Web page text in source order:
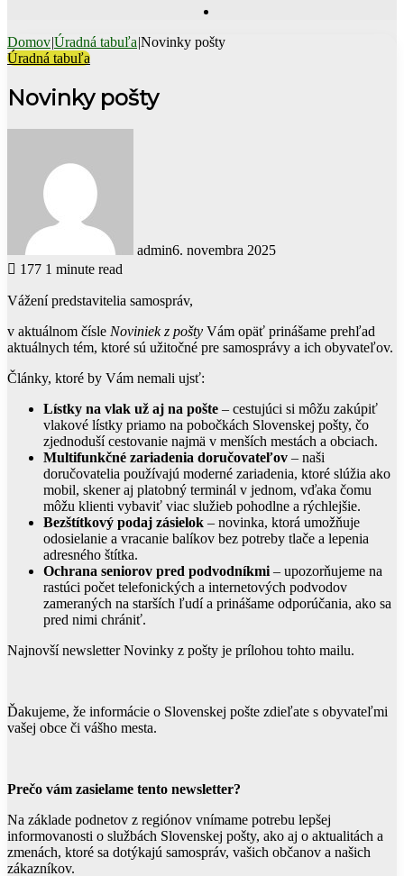
Domov|Úradná tabuľa|Novinky pošty
Úradná tabuľa
Novinky pošty
admin6. novembra 2025
177 1 minute read
Vážení predstavitelia samospráv,
v aktuálnom čísle Noviniek z pošty Vám opäť prinášame prehľad
aktuálnych tém, ktoré sú užitočné pre samosprávy a ich obyvateľov.
Články, ktoré by Vám nemali ujsť:
Lístky na vlak už aj na pošte – cestujúci si môžu zakúpiť
vlakové lístky priamo na pobočkách Slovenskej pošty, čo
zjednoduší cestovanie najmä v menších mestách a obciach.
Multifunkčné zariadenia doručovateľov – naši
doručovatelia používajú moderné zariadenia, ktoré slúžia ako
mobil, skener aj platobný terminál v jednom, vďaka čomu
môžu klienti vybaviť viac služieb pohodlne a rýchlejšie.
Bezštítkový podaj zásielok – novinka, ktorá umožňuje
odosielanie a vracanie balíkov bez potreby tlače a lepenia
adresného štítka.
Ochrana seniorov pred podvodníkmi – upozorňujeme na
rastúci počet telefonických a internetových podvodov
zameraných na starších ľudí a prinášame odporúčania, ako sa
pred nimi chrániť.
Najnovší newsletter Novinky z pošty je prílohou tohto mailu.
Ďakujeme, že informácie o Slovenskej pošte zdieľate s obyvateľmi
vašej obce či vášho mesta.
Prečo vám zasielame tento newsletter?
Na základe podnetov z regiónov vnímame potrebu lepšej
informovanosti o službách Slovenskej pošty, ako aj o aktualitách a
zmenách, ktoré sa dotýkajú samospráv, vašich občanov a našich
zákazníkov.